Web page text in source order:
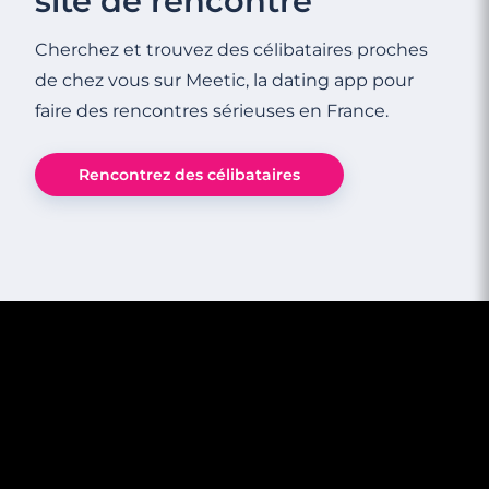
2 minutes
premier rendez-vous
Cherchez et trouvez des célibataires proches
de chez vous sur Meetic, la dating app pour
faire des rencontres sérieuses en France.
Rencontrez des célibataires